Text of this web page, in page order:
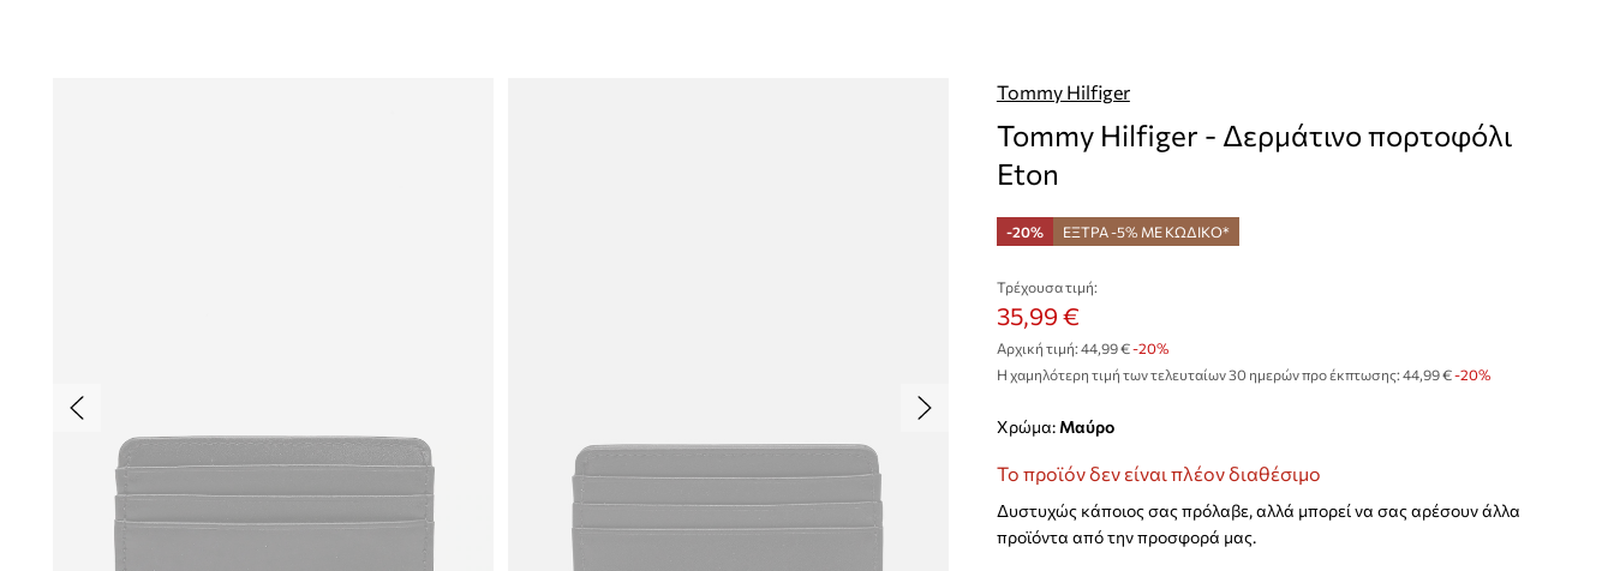
Tommy Hilfiger
Tommy Hilfiger - Δερμάτινο πορτοφόλι
Eton
-20% ΕΞΤΡΑ -5% ΜΕ ΚΩΔΙΚΟ*
Τρέχουσα τιμή:
35,99 €
Αρχική τιμή: 44,99 €-20%
Η χαμηλότερη τιμή των τελευταίων 30 ημερών προ έκπτωσης: 44,99 € -20%
Χρώμα: μαύρο
Το προϊόν δεν είναι πλέον διαθέσιμο
Δυστυχώς κάποιος σας πρόλαβε, αλλά μπορεί να σας αρέσουν άλλα
προϊόντα από την προσφορά μας.